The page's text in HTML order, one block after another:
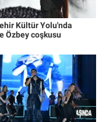
Kültür Yolu'nda
Özbey coşkusu